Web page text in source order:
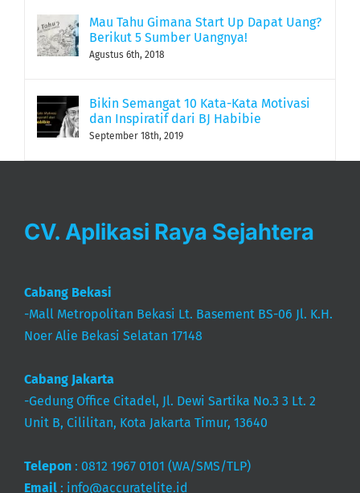
Mau Tahu Gimana Start Up Dapat Uang?
Berikut 5 Sumber Uangnya!
Agustus 6th, 2018
Bikin Semangat 10 Kata-Kata Motivasi
dan Inspiratif dari BJ Habibie
September 18th, 2019
CV. Aplikasi Raya Sejahtera
Cabang Bekasi
-Mall Metropolitan Bekasi Lt. Basement BS-06 Jl. K.H.
Noer Alie Bekasi Selatan 17148
Cabang Jakarta
-Gedung Office Citadel, Jl. Dewi Sartika No.3 3 Lt. 2
Unit B, Cililitan, Kota Jakarta Timur, 13640
Telepon : 0812 1967 0101 (WA/SMS/TLP)
Email : info@accuratelite.id